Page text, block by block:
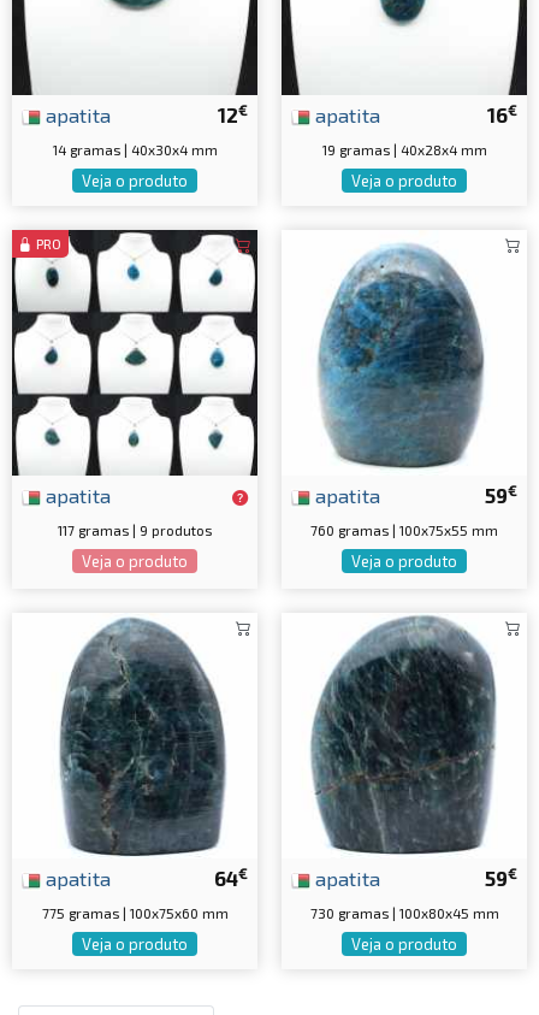
12€
apatita
14 gramas | 40x30x4 mm
Veja o produto
16€
apatita
19 gramas | 40x28x4 mm
Veja o produto
PRO
apatita
117 gramas | 9 produtos
Veja o produto
59€
apatita
760 gramas | 100x75x55 mm
Veja o produto
64€
apatita
775 gramas | 100x75x60 mm
Veja o produto
59€
apatita
730 gramas | 100x80x45 mm
Veja o produto